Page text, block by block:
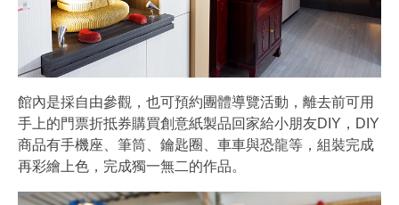
館內是採自由參觀，也可預約團體導覽活動，離去前可用
手上的門票折抵券購買創意紙製品回家給小朋友DIY，DIY
商品有手機座、筆筒、鑰匙圈、車車與恐龍等，組裝完成
再彩繪上色，完成獨一無二的作品。